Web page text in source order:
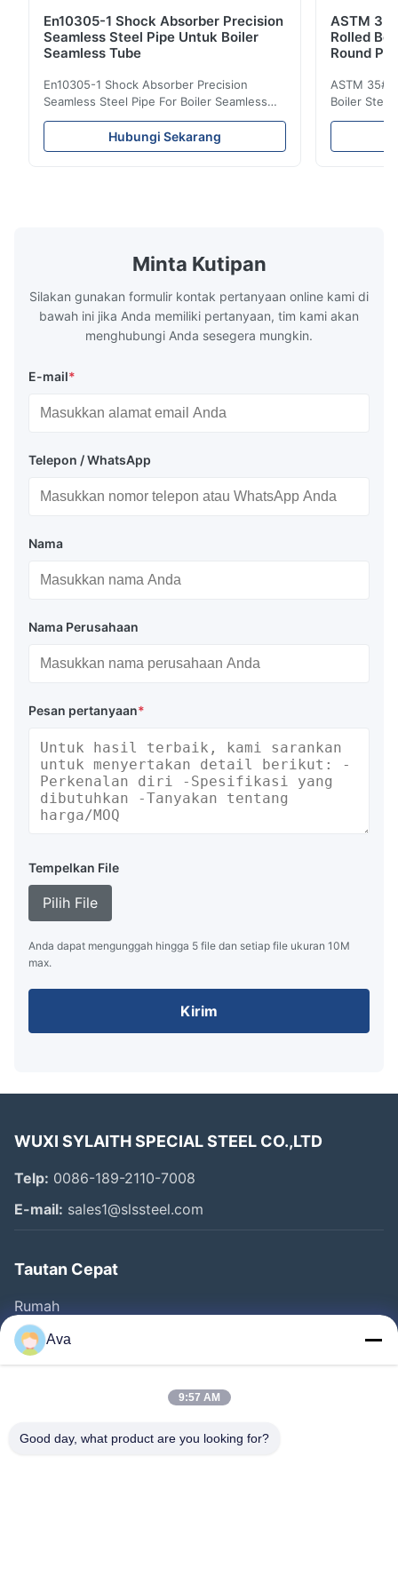
En10305-1 Shock Absorber Precision
Seamless Steel Pipe Untuk Boiler
Seamless Tube
En10305-1 Shock Absorber Precision
Seamless Steel Pipe For Boiler Seamless
Tube Seamless Precision steel tubes To be
used in hydraulic system, automobile and
precision machinery parts for cars and
14m,5.8m,6m,10m-12m,12m or as
customer's actual requirys Standard JIS
Hubungi Sekarang
ASTM 35
Rolled
Round
ASTM 35#
Boiler Steel
Lehgth Its
Q235,
Minta Kutipan
Silakan gunakan formulir kontak pertanyaan online kami di
bawah ini jika Anda memiliki pertanyaan, tim kami akan
menghubungi Anda sesegera mungkin.
E-mail*
Telepon / WhatsApp
Nama
Nama Perusahaan
Pesan pertanyaan*
Tempelkan File
Pilih File
Anda dapat mengunggah hingga 5 file dan setiap file ukuran 10M
max.
Kirim
WUXI SYLAITH SPECIAL STEEL CO.,LTD
Telp: 0086-189-2110-7008
E-mail: sales1@slssteel.com
Tautan Cepat
Rumah
Produk
Video
Tur Pabrik
Ava
9:57 AM
Good day, what product are you looking for?